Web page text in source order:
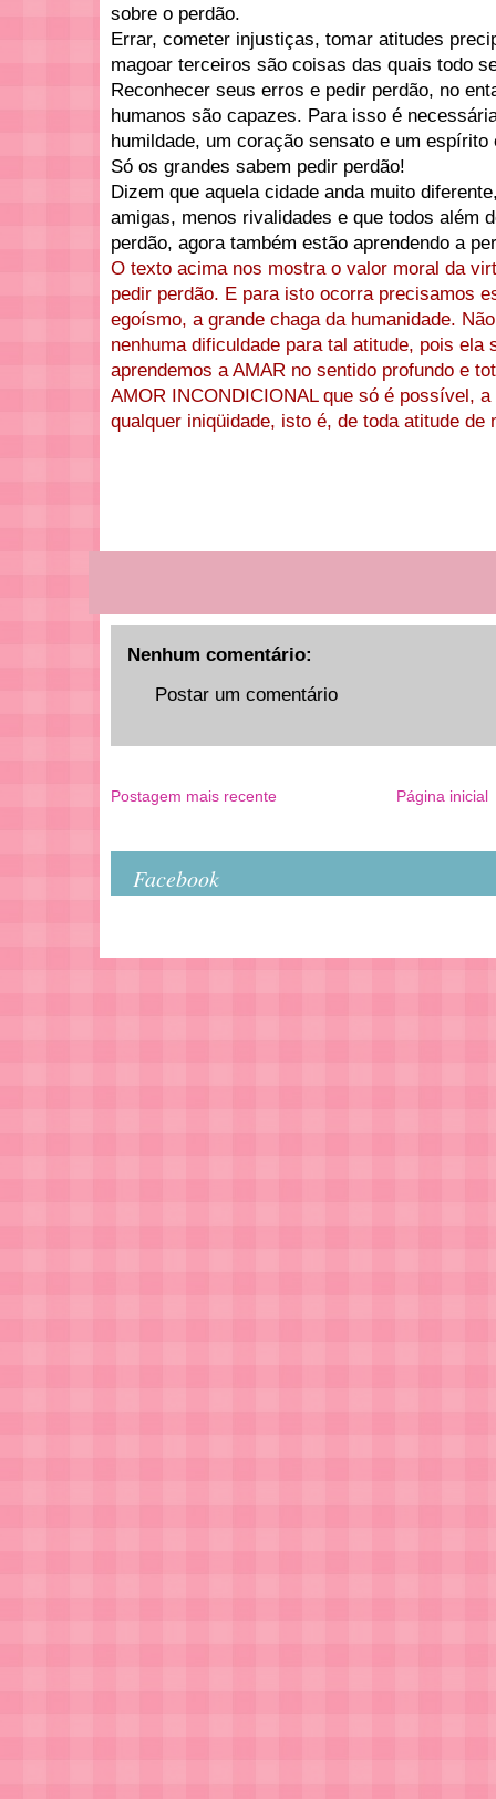
sobre o perdão.
Errar, cometer injustiças, tomar atitudes
magoar terceiros são coisas das quais todo
Reconhecer seus erros e pedir perdão, no
humanos são capazes. Para isso é
humildade, um coração sensato e um espírito
Só os grandes sabem pedir perdão!
Dizem que aquela cidade anda muito
amigas, menos rivalidades e que todos além
perdão, agora também estão aprendendo a
O texto acima nos mostra o valor moral da
pedir perdão. E para isto ocorra precisamos
egoísmo, a grande chaga da humanidade.
nenhuma dificuldade para tal atitude, pois ela
aprendemos a AMAR no sentido profundo e
AMOR INCONDICIONAL que só é possível,
qualquer iniqüidade, isto é, de toda atitude de
Nenhum comentário:
Postar um comentário
Postagem mais recente Página inicial
Facebook